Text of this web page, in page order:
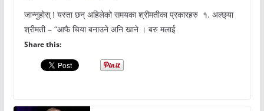
जान्नुहोस् ! यस्ता छन् अहिलेको समयका श्रीमतीका प्रकारहरु १. अल्छ्या
श्रीमती – “आफै चिया बनाउने अनि खाने । बरु मलाई
Share this: